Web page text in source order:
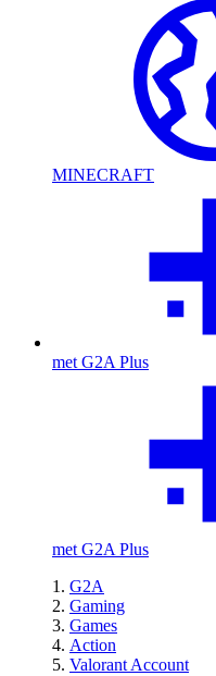
MINECRAFT
met G2A Plus
met G2A Plus
G2A
Gaming
Games
Action
Valorant Account